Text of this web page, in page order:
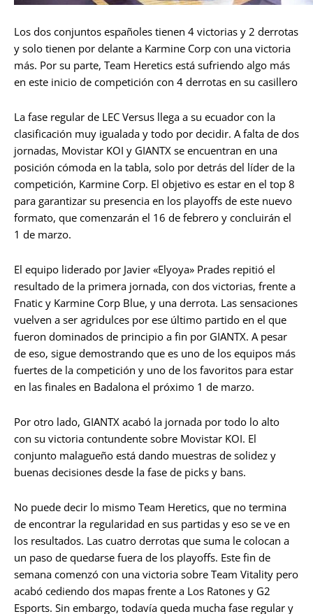
Los dos conjuntos españoles tienen 4 victorias y 2 derrotas
y solo tienen por delante a Karmine Corp con una victoria
más. Por su parte, Team Heretics está sufriendo algo más
en este inicio de competición con 4 derrotas en su casillero
La fase regular de LEC Versus llega a su ecuador con la
clasificación muy igualada y todo por decidir. A falta de dos
jornadas, Movistar KOI y GIANTX se encuentran en una
posición cómoda en la tabla, solo por detrás del líder de la
competición, Karmine Corp. El objetivo es estar en el top 8
para garantizar su presencia en los playoffs de este nuevo
formato, que comenzarán el 16 de febrero y concluirán el
1 de marzo.
El equipo liderado por Javier «Elyoya» Prades repitió el
resultado de la primera jornada, con dos victorias, frente a
Fnatic y Karmine Corp Blue, y una derrota. Las sensaciones
vuelven a ser agridulces por ese último partido en el que
fueron dominados de principio a fin por GIANTX. A pesar
de eso, sigue demostrando que es uno de los equipos más
fuertes de la competición y uno de los favoritos para estar
en las finales en Badalona el próximo 1 de marzo.
Por otro lado, GIANTX acabó la jornada por todo lo alto
con su victoria contundente sobre Movistar KOI. El
conjunto malagueño está dando muestras de solidez y
buenas decisiones desde la fase de picks y bans.
No puede decir lo mismo Team Heretics, que no termina
de encontrar la regularidad en sus partidas y eso se ve en
los resultados. Las cuatro derrotas que suma le colocan a
un paso de quedarse fuera de los playoffs. Este fin de
semana comenzó con una victoria sobre Team Vitality pero
acabó cediendo dos mapas frente a Los Ratones y G2
Esports. Sin embargo, todavía queda mucha fase regular y